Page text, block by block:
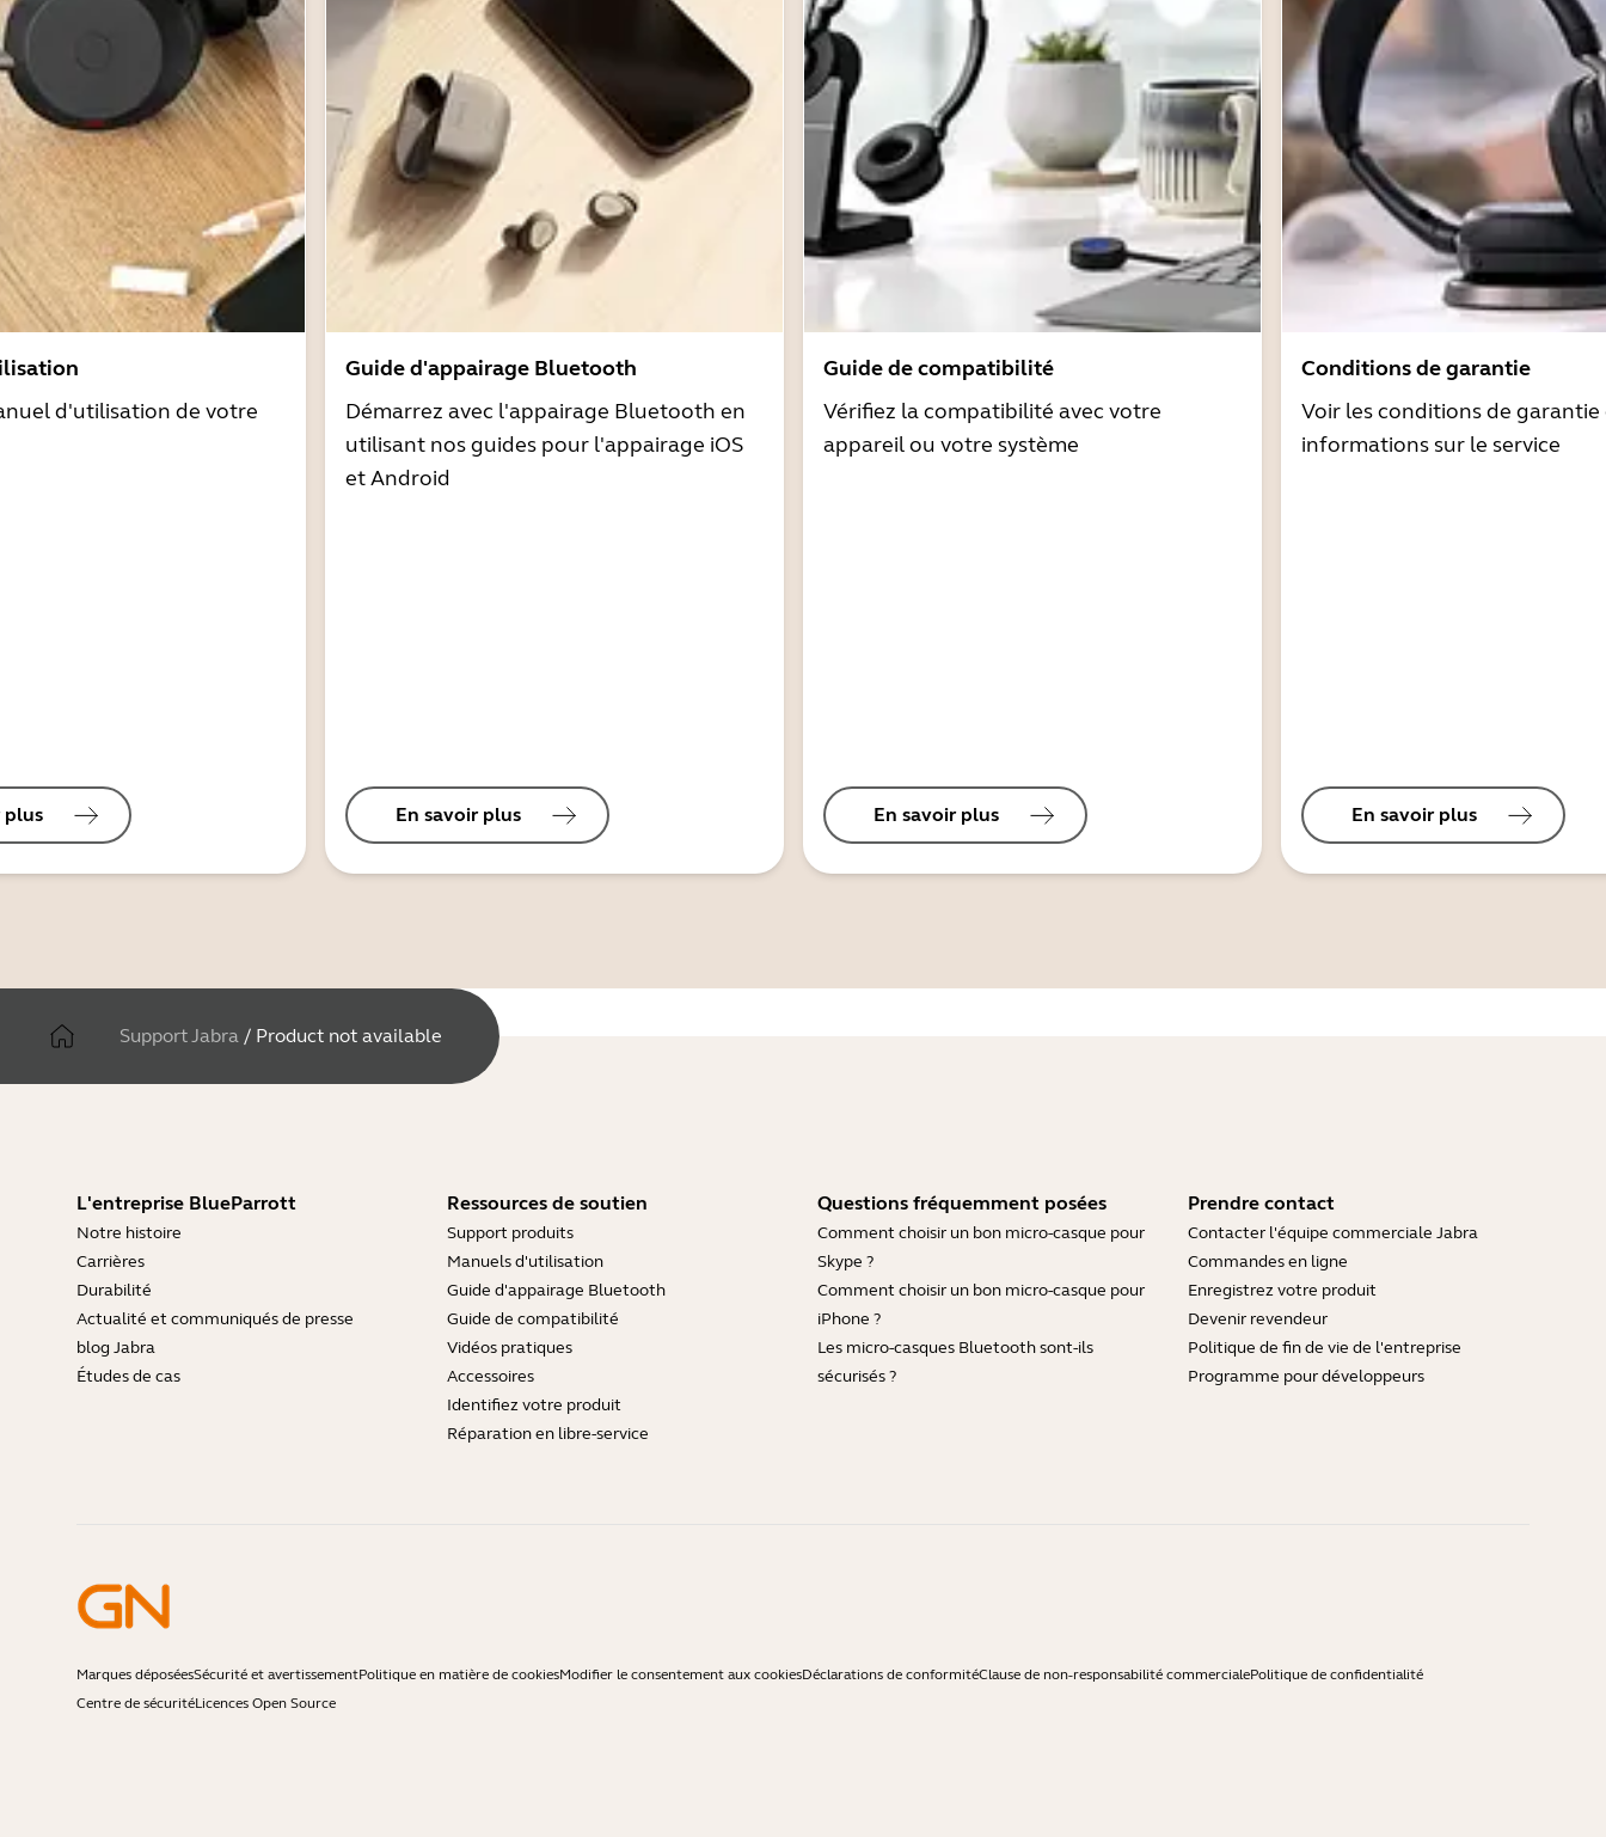
d'utilisation de votre
plus
Guide d'appairage Bluetooth
Démarrez avec l'appairage Bluetooth en
utilisant nos guides pour l'appairage iOS
et Android
En savoir plus
Guide de compatibilité
Vérifiez la compatibilité avec votre
appareil ou votre système
En savoir plus
Conditions de garantie
Voir les conditions de garantie
informations sur le service
En savoir plus
Support Jabra / Product not available
L'entreprise BlueParrott
Notre histoire
Carrières
Durabilité
Actualité et communiqués de presse
blog Jabra
Études de cas
Ressources de soutien
Support produits
Manuels d'utilisation
Guide d'appairage Bluetooth
Guide de compatibilité
Vidéos pratiques
Accessoires
Identifiez votre produit
Réparation en libre-service
Questions fréquemment posées
Comment choisir un bon micro-casque pour
Skype ?
Comment choisir un bon micro-casque pour
iPhone ?
Les micro-casques Bluetooth sont-ils
sécurisés ?
Prendre contact
Contacter l'équipe commerciale Jabra
Commandes en ligne
Enregistrez votre produit
Devenir revendeur
Politique de fin de vie de l'entreprise
Programme pour développeurs
Marques déposéesSécurité et avertissementPolitique en matière de cookiesModifier le consentement aux cookiesDéclarations de conformitéClause de non-responsabilité commercialePolitique de confidentialité
Centre de sécuritéLicences Open Source